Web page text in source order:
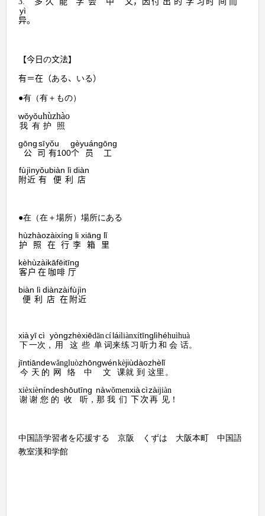
异
yì
。
【今日の文法】
有＝在（ある、 いる）
●有（有＋もの）
我
wǒ
有
yǒu
护
hù
照
zhào
公
gōng
司
sī
有
yǒu
100个
gè
员
yuán
工
gōng
附
fù
近
jìn
有
yǒu
便
biàn
利
lì
店
diàn
●在（在＋場所）場所にある
护
hù
照
zhào
在
zài
行
xíng
李
li
箱
xiāng
里
lǐ
客
kè
户
hù
在
zài
咖
kā
啡
fēi
厅
tīng
便
biàn
利
lì
店
diàn
在
zài
附
fù
近
jìn
下
xià
一
yī
次
cì
， 用
yòng
这些
zhèxiē
单
dān
词
cí
来
lái
练习
liànxí
听力
tīnglì
和
hé
会 话
huìhuà
。
今天
jīntiān
的
de
网 络
wǎngluò
中文
zhōngwén
课
kè
就
jiù
到
dào
这里
zhèlǐ
。
谢谢
xièxiè
您
nín
的
de
收听
shōutīng
， 那
nà
我们
wǒmen
下
xià
次
cì
再
zài
见
jiàn
！
中国語学習者を応援する 京阪 くずは 大阪本町 中国語
教室漢和学館